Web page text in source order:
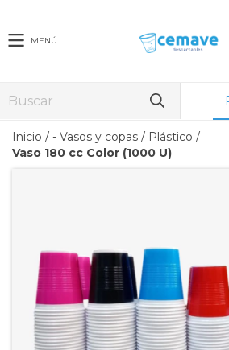
MENÚ
Inicio / - Vasos y copas / Plástico /
Vaso 180 cc Color (1000 U)